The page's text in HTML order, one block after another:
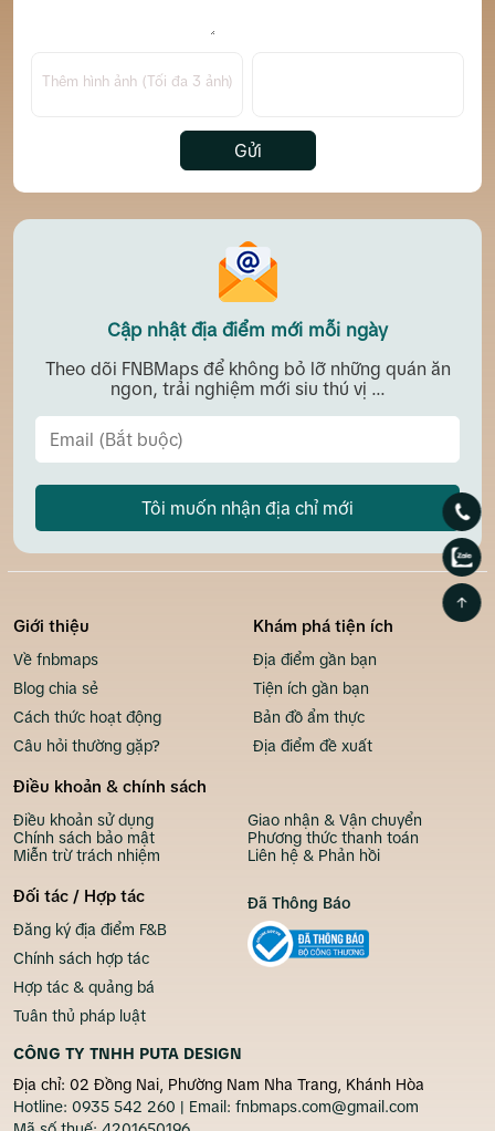
Thêm hình ảnh (Tối đa 3 ảnh)
Gửi
Cập nhật địa điểm mới mỗi ngày
Theo dõi FNBMaps để không bỏ lỡ những quán ăn
ngon, trải nghiệm mới siu thú vị ...
Tôi muốn nhận địa chỉ mới
Giới thiệu
Về fnbmaps
Blog chia sẻ
Cách thức hoạt động
Câu hỏi thường gặp?
Khám phá tiện ích
Địa điểm gần bạn
Tiện ích gần bạn
Bản đồ ẩm thực
Địa điểm đề xuất
Điều khoản & chính sách
Điều khoản sử dụng
Chính sách bảo mật
Miễn trừ trách nhiệm
Giao nhận & Vận chuyển
Phương thức thanh toán
Liên hệ & Phản hồi
Đối tác / Hợp tác
Đăng ký địa điểm F&B
Chính sách hợp tác
Hợp tác & quảng bá
Tuân thủ pháp luật
CÔNG TY TNHH PUTA DESIGN
Địa chỉ: 02 Đồng Nai, Phường Nam Nha Trang, Khánh Hòa
Hotline: 0935 542 260 | Email: fnbmaps.com@gmail.com
Đã Thông Báo